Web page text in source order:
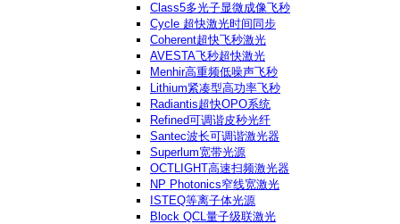
Class5多光子显微成像飞秒
Cycle 超快激光时间同步
Coherent超快飞秒激光
AVESTA飞秒超快激光
Menhir高重频低噪声飞秒
Lithium紧凑型高功率飞秒
Radiantis超快OPO系统
Refined可调谐皮秒光纤
Santec波长可调谐激光器
Superlum宽带光源
OCTLIGHT高速扫频激光器
NP Photonics窄线宽激光
ISTEQ等离子体光源
Block QCL量子级联激光